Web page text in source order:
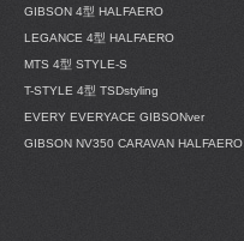
GIBSON 4型 HALFAERO
LEGANCE 4型 HALFAERO
MTS 4型 STYLE-S
T-STYLE 4型 TSDstyling
EVERY EVERYACE GIBSONver
GIBSON NV350 CARAVAN HALFAERO